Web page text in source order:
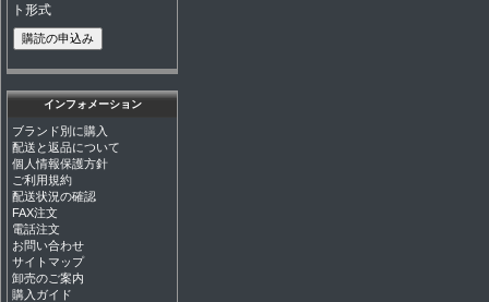
ト形式
インフォメーション
ブランド別に購入
配送と返品について
個人情報保護方針
ご利用規約
配送状況の確認
FAX注文
電話注文
お問い合わせ
サイトマップ
卸売のご案内
購入ガイド